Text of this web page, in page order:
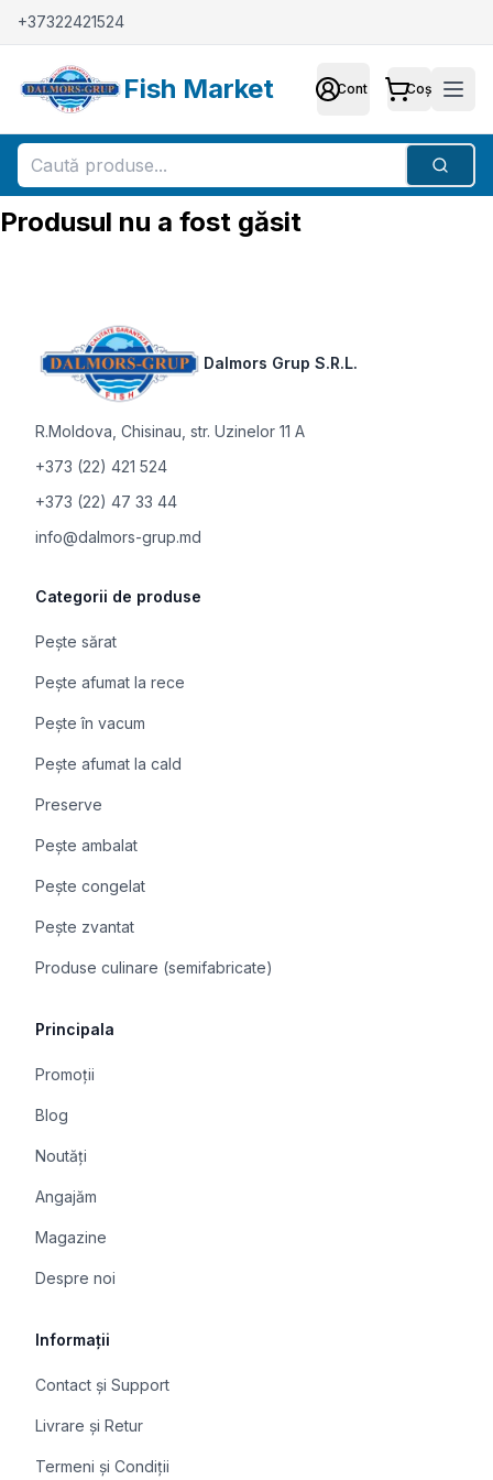
+37322421524
Fish Market Cont
Cont Coș
Produsul nu a fost găsit
Dalmors Grup S.R.L.
R.Moldova Chisinau, str. Uzinelor 11 A
+373 (22) 421 524
+373 (22) 47 33 44
info@dalmors-grup.md
Categorii de produse
Pește sărat
Pește afumat la rece
Pește în vacum
Pește afumat la cald
Preserve
Pește ambalat
Pește congelat
Pește zvantat
Produse culinare (semifabricate)
Principala
Promoții
Blog
Noutăți
Angajăm
Magazine
Despre noi
Informații
Contact și Support
Livrare și Retur
Termeni și Condiții